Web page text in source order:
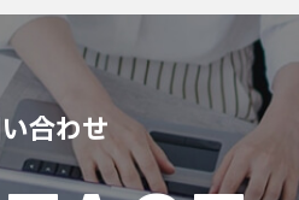
合わせ